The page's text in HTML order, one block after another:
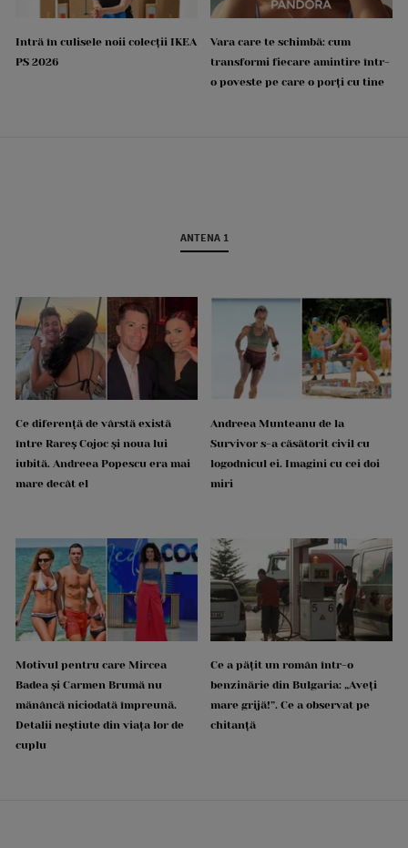
Intră în culisele noii colecții IKEA
PS 2026
Vara care te schimbă: cum
transformi fiecare amintire într-
o poveste pe care o porți cu tine
ANTENA 1
Ce diferență de vârstă există
între Rareș Cojoc și noua lui
iubită. Andreea Popescu era mai
mare decât el
Andreea Munteanu de la
Survivor s-a căsătorit civil cu
logodnicul ei. Imagini cu cei doi
miri
Motivul pentru care Mircea
Badea și Carmen Brumă nu
mănâncă niciodată împreună.
Detalii neștiute din viața lor de
cuplu
Ce a pățit un român într-o
benzinărie din Bulgaria: „Aveți
mare grijă!”. Ce a observat pe
chitanță